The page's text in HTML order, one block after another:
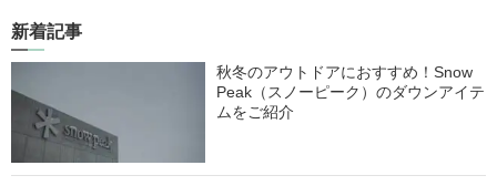
新着記事
秋冬のアウトドアにおすすめ！Snow
Peak（スノーピーク）のダウンアイテ
ムをご紹介